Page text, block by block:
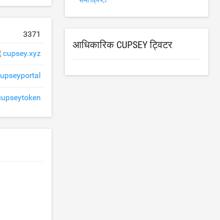
3371
cupsey.xyz
आधिकारिक CUPSEY ट्विटर